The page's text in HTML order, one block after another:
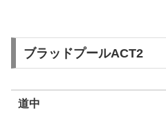
ブラッドプールACT2
道中